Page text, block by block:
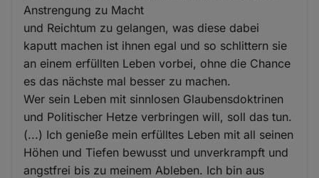
Anstrengung zu Macht
und Reichtum zu gelangen, was diese dabei
kaputt machen ist ihnen egal und so schlittern sie
an einem erfüllten Leben vorbei, ohne die Chance
es das nächste mal besser zu machen.
Wer sein Leben mit sinnlosen Glaubensdoktrinen
und Politischer Hetze verbringen will, soll das tun.
(...) Ich genieße mein erfülltes Leben mit all seinen
Höhen und Tiefen bewusst und unverkrampft und
angstfrei bis zu meinem Ableben. Ich bin aus